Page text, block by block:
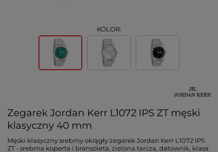
KOLOR:
Zegarek Jordan Kerr L1072 IPS ZT męski
klasyczny 40 mm
Męski klasyczny srebrny okrągły zegarek Jordan Kerr L1072 IPS
ZT - srebrna koperta i bransoleta, zielona tarcza, datownik, klasa